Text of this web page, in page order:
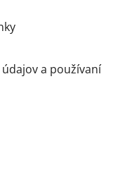
a používaní